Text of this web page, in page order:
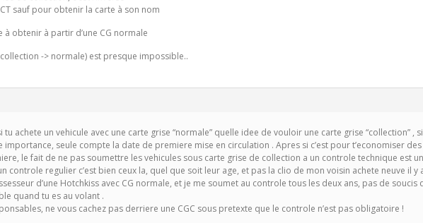
sauf pour obtenir la carte à son nom
à obtenir à partir d’une CG normale
-> normale) est presque impossible..
tu achete un vehicule avec une carte grise “normale” quelle idee de vouloir une carte grise “collection” ,
importance, seule compte la date de premiere mise en circulation . Apres si c’est pour t’economiser
le fait de ne pas soumettre les vehicules sous carte grise de collection a un controle technique est
controle regulier c’est bien ceux la, quel que soit leur age, et pas la clio de mon voisin achete neuve il y
d’une Hotchkiss avec CG normale, et je me soumet au controle tous les deux ans, pas de
quand tu es au volant .
ne vous cachez pas derriere une CGC sous pretexte que le controle n’est pas obligatoire !